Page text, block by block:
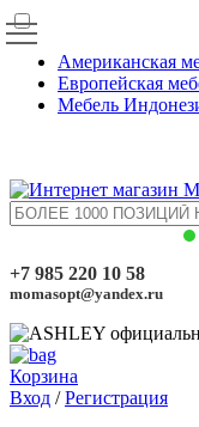
Американская
Европейская
Мебель
+7 985 220 10 58
momasopt@yandex.ru
Корзина
Вход /Регистрация